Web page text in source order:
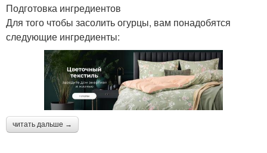
Подготовка ингредиентов
Для того чтобы засолить огурцы, вам понадобятся
следующие ингредиенты:
читать дальше →